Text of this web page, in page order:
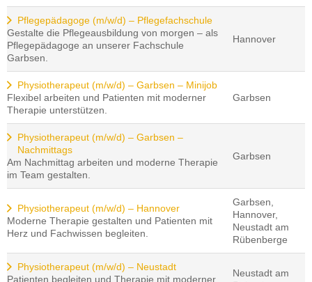
Pflegepädagoge (m/w/d) – Pflegefachschule
Gestalte die Pflegeausbildung von morgen – als
Pflegepädagoge an unserer Fachschule
Garbsen.
Hannover
Physiotherapeut (m/w/d) – Garbsen – Minijob
Flexibel arbeiten und Patienten mit moderner
Therapie unterstützen.
Garbsen
Physiotherapeut (m/w/d) – Garbsen –
Nachmittags
Am Nachmittag arbeiten und moderne Therapie
im Team gestalten.
Garbsen
Physiotherapeut (m/w/d) – Hannover
Moderne Therapie gestalten und Patienten mit
Herz und Fachwissen begleiten.
Garbsen,
Hannover,
Neustadt am
Rübenberge
Physiotherapeut (m/w/d) – Neustadt
Patienten begleiten und Therapie mit moderner
Neustadt am